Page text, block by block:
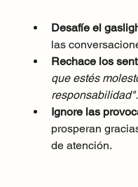
Desafíe el
las
Rechace los
que estés
responsabilidad".
Ignore las
prosperan
de atención.